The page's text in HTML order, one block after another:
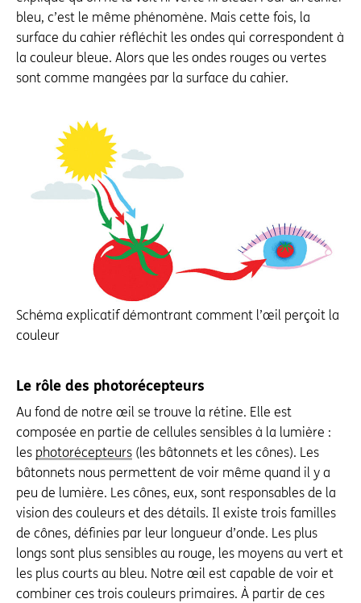
bleu, c’est le même phénomène. Mais cette fois, la
surface du cahier réfléchit les ondes qui correspondent à
la couleur bleue. Alors que les ondes rouges ou vertes
sont comme mangées par la surface du cahier.
Schéma explicatif démontrant comment l’œil perçoit la
couleur
Le rôle des photorécepteurs
Au fond de notre œil se trouve la rétine. Elle est
composée en partie de cellules sensibles à la lumière :
les photorécepteurs (les bâtonnets et les cônes). Les
bâtonnets nous permettent de voir même quand il y a
peu de lumière. Les cônes, eux, sont responsables de la
vision des couleurs et des détails. Il existe trois familles
de cônes, définies par leur longueur d’onde. Les plus
longs sont plus sensibles au rouge, les moyens au vert et
les plus courts au bleu. Notre œil est capable de voir et
combiner ces trois couleurs primaires. À partir de ces